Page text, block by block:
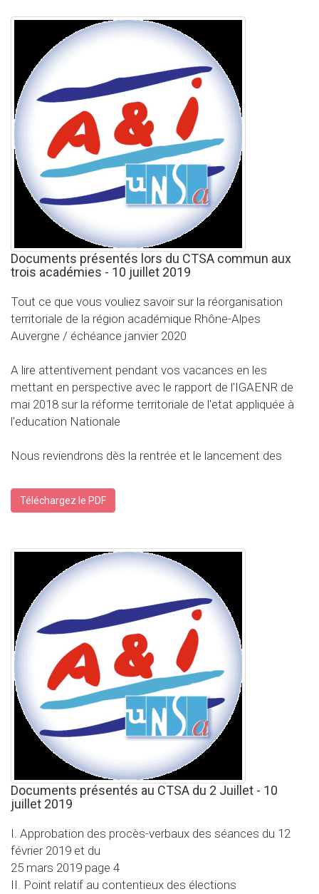
Documents présentés lors du CTSA commun aux
trois académies - 10 juillet 2019
Tout ce que vous vouliez savoir sur la réorganisation
territoriale de la région académique Rhône-Alpes
Auvergne / échéance janvier 2020
A lire attentivement pendant vos vacances en les
mettant en perspective avec le rapport de l'IGAENR de
mai 2018 sur la réforme territoriale de l'etat appliquée à
l'education Nationale
Nous reviendrons dès la rentrée et le lancement des
Téléchargez le PDF
Documents présentés au CTSA du 2 Juillet - 10
juillet 2019
I. Approbation des procès-verbaux des séances du 12
février 2019 et du
25 mars 2019 page 4
II. Point relatif au contentieux des élections